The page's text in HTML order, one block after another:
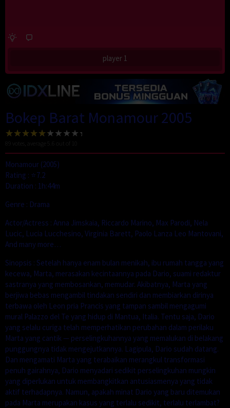
player 1
Bokep Barat Monamour 2005
votes, average
Monamour (2005)
Rating : ⭐7.2
Duration : 1h:44m
Genre : Drama
Actor/Actress : Anna Jimskaia, Riccardo Marino, Max Parodi, Nela
Lucic, Lucia Lucchesino, Virginia Barett, Paolo Lanza Leo Mantovani,
And many more…
Sinopsis : Setelah hanya enam bulan menikah, ibu rumah tangga yang
kecewa, Marta, merasakan kecintaannya pada Dario, suami redaktur
sastranya yang membosankan, memudar. Akibatnya, Marta yang
berjiwa bebas mengambil tindakan sendiri dan membiarkan dirinya
terbawa oleh Leon pria Prancis yang tampan sambil mengagumi
mural Palazzo del Te yang hidup di Mantua, Italia. Tentu saja, Dario
yang selalu curiga telah memperhatikan perubahan dalam perilaku
Marta yang cantik — perselingkuhannya yang memalukan di belakang
punggungnya tidak mengejutkannya. Lagipula, Dario sudah datang.
Dan mengamati Marta yang terabaikan merangkul transformasi
penuh gairahnya, Dario menyadari sedikit perselingkuhan mungkin
yang diperlukan untuk membangkitkan antusiasmenya yang tidak
aktif terhadapnya. Namun, apakah minat Dario yang baru ditemukan
pada Marta merupakan kasus yang terlalu sedikit, terlalu terlambat?